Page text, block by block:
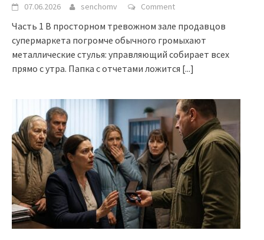
07.06.2026 senchomv Comment
Часть 1 В просторном тревожном зале продавцов
супермаркета погромче обычного громыхают
металлические стулья: управляющий собирает всех
прямо с утра. Папка с отчетами ложится [...]